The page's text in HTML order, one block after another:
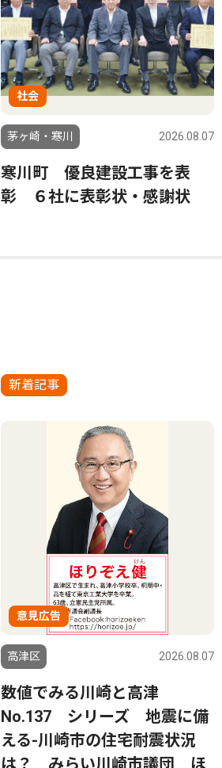
社会
茅ヶ崎・寒川 2026.08.07
寒川町 優良建設工事を表
彰 ６社に表彰状・感謝状
新着記事
意見広告
高津区 2026.08.07
数値でみる川崎と高津
No.137 シリーズ 地震に備
える-川崎市の住宅耐震状況
は？ みらい川崎市議団 ほ